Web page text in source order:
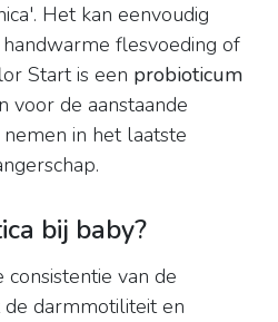
Het kan eenvoudig
flesvoeding of
Start is een probioticum
voor de aanstaande
in het laatste
bij baby?
van de
darmmotiliteit en